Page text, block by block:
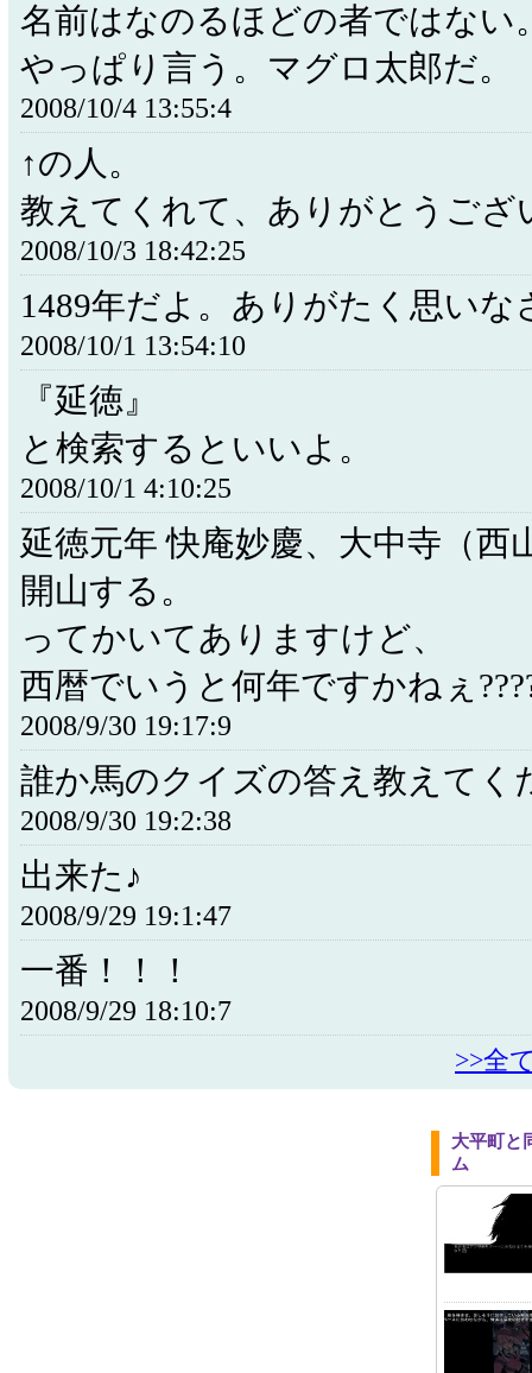
名前はなのるほどの者で
やっぱり言う。マグロ太郎だ。
2008/10/4 13:55:4
↑の人。
教えてくれて、ありがとうござ
2008/10/3 18:42:25
1489年だよ。ありがたく思いな
2008/10/1 13:54:10
『延徳』
と検索するといいよ。
2008/10/1 4:10:25
延徳元年 快庵妙慶、大中寺（西
開山する。
ってかいてありますけど、
西暦でいうと何年ですかねぇ
2008/9/30 19:17:9
誰か馬のクイズの答え教えてく
2008/9/30 19:2:38
出来た♪
2008/9/29 19:1:47
一番！！！
2008/9/29 18:10:7
>>全
大平町と
ム